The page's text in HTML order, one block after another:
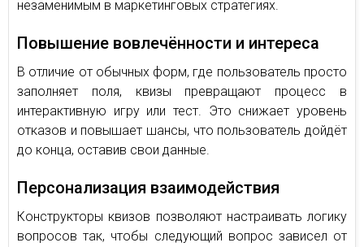
незаменимым в маркетинговых стратегиях.
Повышение вовлечённости и интереса
В отличие от обычных форм, где пользователь просто
заполняет поля, квизы превращают процесс в
интерактивную игру или тест. Это снижает уровень
отказов и повышает шансы, что пользователь дойдёт
до конца, оставив свои данные.
Персонализация взаимодействия
Конструкторы квизов позволяют настраивать логику
вопросов так, чтобы следующий вопрос зависел от